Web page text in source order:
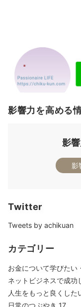
影響力を高める
影
影
Twitter
Tweets by achikuan
カテゴリー
お金について学びたい
ネットビジネスで成功
人生をもっと良くした